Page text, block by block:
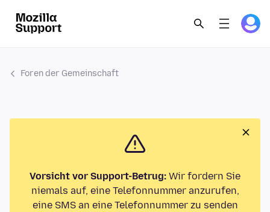
Foren der Gemeinschaft
Vorsicht vor Support-Betrug: Wir fordern Sie
niemals auf, eine Telefonnummer anzurufen,
eine SMS an eine Telefonnummer zu senden